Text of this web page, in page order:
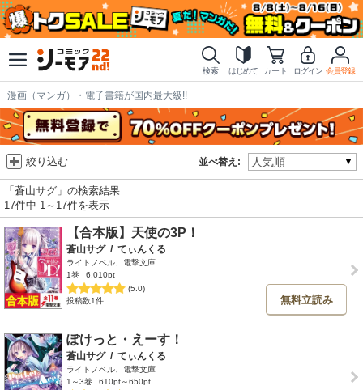
検索 はじめて カート ログイン 会員登録
漫画（マンガ）・電子書籍が国内最大級!!
並べ替え:
絞り込む
「蒼山サグ」の検索結果
17件中 1～17件を表示
【合本版】天使の3P！
蒼山サグ / てぃんくる
ライトノベル、電撃文庫
1巻
6,010pt
(5.0)
投稿数1件
無料立読み
ぽけっと・えーす！
蒼山サグ / てぃんくる
ライトノベル、電撃文庫
1～3巻
610pt～650pt